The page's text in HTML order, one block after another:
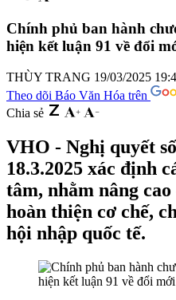
Chính phủ ban hành
hiện kết luận 91 về đổi
THÙY TRANG 19/03/2025
Theo dõi Báo Văn Hóa trên
Chia sẻ
VHO - Nghị quyết
18.3.2025 xác định
tâm, nhằm nâng
hoàn thiện cơ chế,
hội nhập quốc tế.